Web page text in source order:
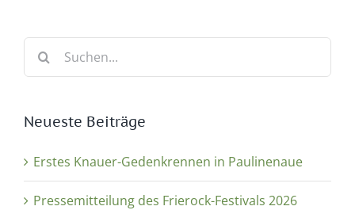
Suche
Neueste Beiträge
Erstes Knauer-Gedenkrennen in Paulinenaue
Pressemitteilung des Frierock-Festivals 2026